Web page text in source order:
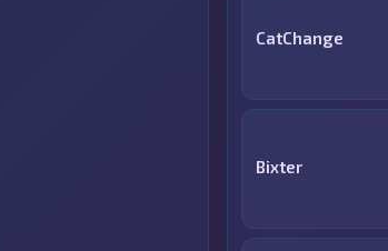
CatChange
Bixter